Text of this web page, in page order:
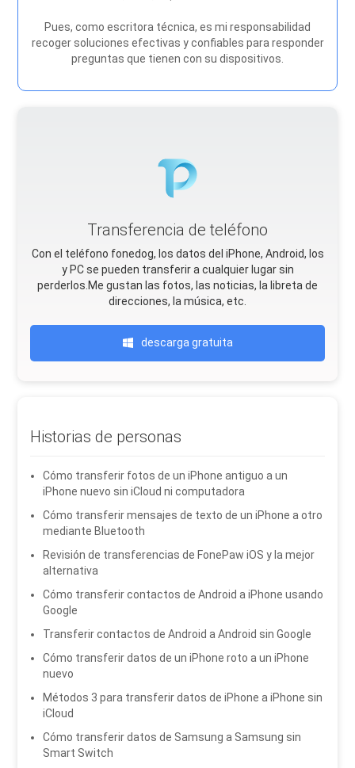
Pues, como escritora técnica, es mi responsabilidad
recoger soluciones efectivas y confiables para responder
preguntas que tienen con su dispositivos.
Transferencia de teléfono
Con el teléfono fonedog, los datos del iPhone, Android, Ios
y PC se pueden transferir a cualquier lugar sin
perderlos.Me gustan las fotos, las noticias, la libreta de
direcciones, la música, etc.
descarga gratuita
Historias de personas
Cómo transferir fotos de un iPhone antiguo a un
iPhone nuevo sin iCloud ni computadora
Cómo transferir mensajes de texto de un iPhone a otro
mediante Bluetooth
Revisión de transferencias de FonePaw iOS y la mejor
alternativa
Cómo transferir contactos de Android a iPhone usando
Google
Transferir contactos de Android a Android sin Google
Cómo transferir datos de un iPhone roto a un iPhone
nuevo
Métodos 3 para transferir datos de iPhone a iPhone sin
iCloud
Cómo transferir datos de Samsung a Samsung sin
Smart Switch